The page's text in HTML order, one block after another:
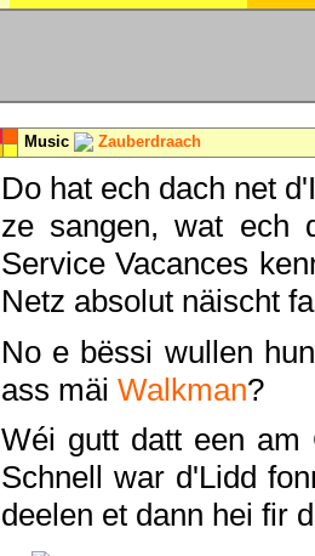
Music Zauberdraach
Do hat ech dach net
ze sangen, wat ech
Service Vacances
Netz absolut näischt
No e bëssi wullen
ass mäi Walkman?
Wéi gutt datt een am
Schnell war d'Lidd
deelen et dann hei fir